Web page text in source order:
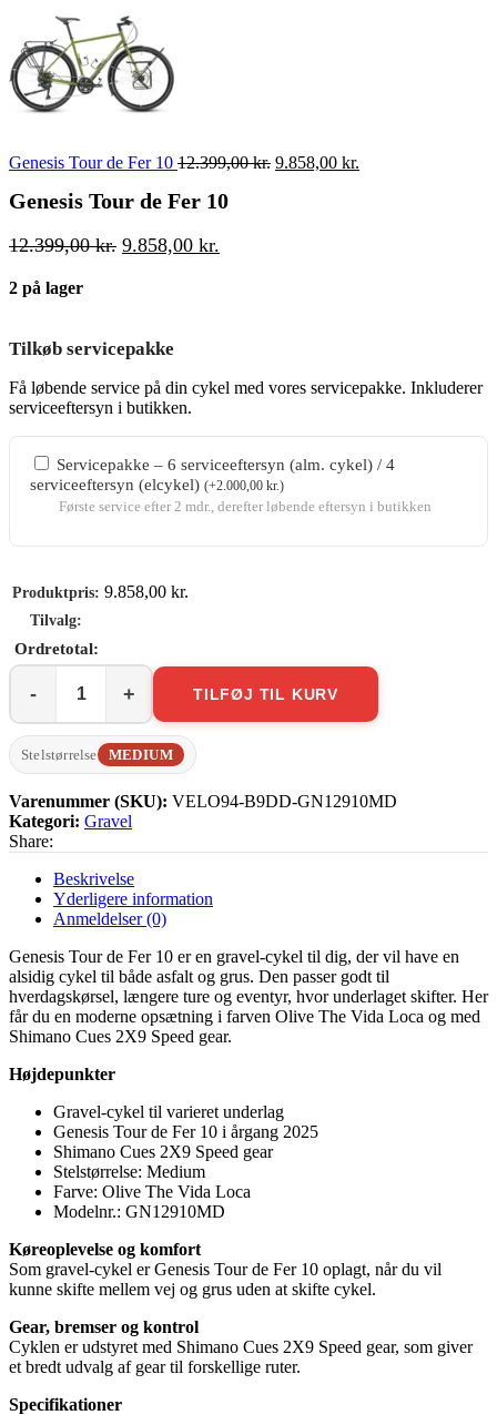
Genesis Tour de Fer 10 12.399,00kr. Den
9.858,00 kr.
Genesis Tour de Fer 10
12.399,00kr. Den
12.399,00 kr..
9.858,00 kr.
2 på lager
Tilkøb servicepakke
Få løbende service på din cykel med vores servicepakke. Inkluderer
serviceeftersyn i butikken.
Servicepakke – 6 serviceeftersyn (alm. cykel) / 4
serviceeftersyn (elcykel) (+2.000,00 kr.)
Første service efter 2 mdr., derefter løbende eftersyn i butikken
9.858,00 kr.
Genesis
Tour
de
Fer
antal
TILFØJ TIL KURV
Stelstørrelse MEDIUM
Varenummer (SKU): VELO94-B9DD-GN12910MD
Kategori: Gravel
Share:
Beskrivelse
Yderligere information
Anmeldelser (0)
Genesis Tour de Fer 10 er en gravel-cykel til dig, der vil have en
alsidig cykel til både asfalt og grus. Den passer godt til
hverdagskørsel, længere ture og eventyr, hvor underlaget skifter. Her
får du en moderne opsætning i farven Olive The Vida Loca og med
Shimano Cues 2X9 Speed gear.
Højdepunkter
Gravel-cykel til varieret underlag
Genesis Tour de Fer 10 i årgang 2025
Shimano Cues 2X9 Speed gear
Stelstørrelse: Medium
Farve: Olive The Vida Loca
Modelnr.: GN12910MD
Køreoplevelse og komfort
Som gravel-cykel er Genesis Tour de Fer 10 oplagt, når du vil
kunne skifte mellem vej og grus uden at skifte cykel.
Gear, bremser og kontrol
Cyklen er udstyret med Shimano Cues 2X9 Speed gear, som giver
et bredt udvalg af gear til forskellige ruter.
Specifikationer